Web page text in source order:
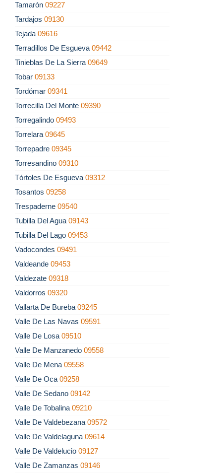
Tamarón 09227
Tardajos 09130
Tejada 09616
Terradillos De Esgueva 09442
Tinieblas De La Sierra 09649
Tobar 09133
Tordómar 09341
Torrecilla Del Monte 09390
Torregalindo 09493
Torrelara 09645
Torrepadre 09345
Torresandino 09310
Tórtoles De Esgueva 09312
Tosantos 09258
Trespaderne 09540
Tubilla Del Agua 09143
Tubilla Del Lago 09453
Vadocondes 09491
Valdeande 09453
Valdezate 09318
Valdorros 09320
Vallarta De Bureba 09245
Valle De Las Navas 09591
Valle De Losa 09510
Valle De Manzanedo 09558
Valle De Mena 09558
Valle De Oca 09258
Valle De Sedano 09142
Valle De Tobalina 09210
Valle De Valdebezana 09572
Valle De Valdelaguna 09614
Valle De Valdelucio 09127
Valle De Zamanzas 09146